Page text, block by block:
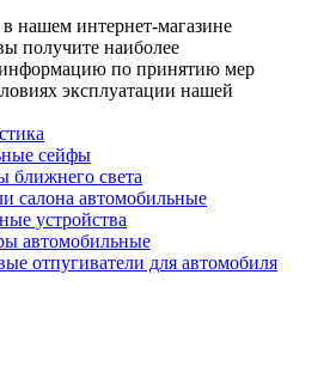
нашем интернет-магазине
получите наиболее
по принятию мер
эксплуатации нашей
сейфы
ближнего света
салона автомобильные
устройства
автомобильные
отпугиватели для автомобиля